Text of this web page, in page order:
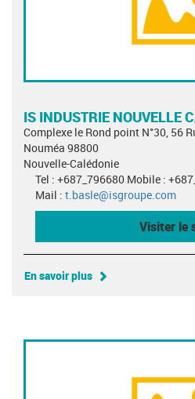
IS INDUSTRIE NOUVELLE
Complexe le Rond point N°30, 56
Nouméa 98800
Nouvelle-Calédonie
Tel : +687_796680 Mobile :
Mail : t.basle@isgroupe.com
Visiter le
En savoir plus